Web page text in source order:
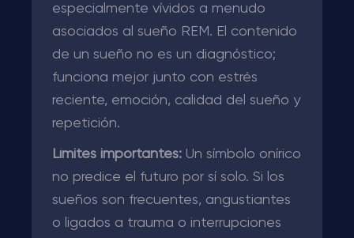
especialmente vívidos a menudo
asociados al sueño REM. El contenido
de un sueño no es un diagnóstico;
funciona mejor junto con estrés
reciente, emoción, calidad del sueño y
repetición.
Límites importantes: Un símbolo onírico
no predice el futuro por sí solo. Si los
sueños son frecuentes, angustiantes
o ligados a trauma o interrupciones